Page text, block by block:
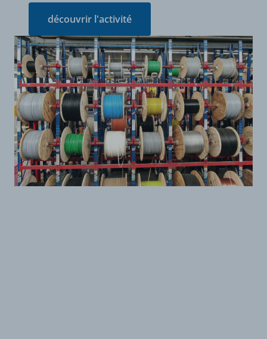
découvrir l'activité